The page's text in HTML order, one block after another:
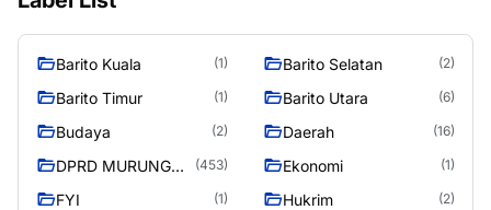
Barito Kuala (1) Barito Selatan (2)
Barito Timur (1) Barito Utara (6)
Budaya (2) Daerah (16)
DPRD MURUNG
(453) Ekonomi (1)
FYI (1) Hukrim (2)